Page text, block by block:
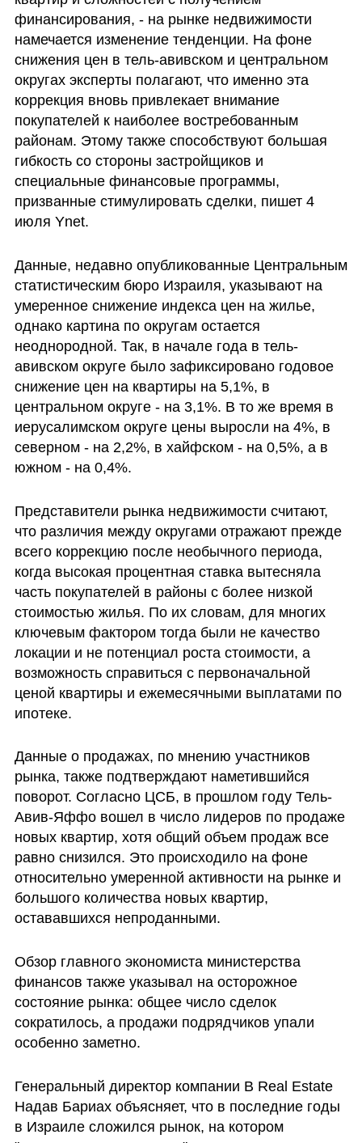
финансирования, - на рынке недвижимости
намечается изменение тенденции. На фоне
снижения цен в тель-авивском и центральном
округах эксперты полагают, что именно эта
коррекция вновь привлекает внимание
покупателей к наиболее востребованным
районам. Этому также способствуют большая
гибкость со стороны застройщиков и
специальные финансовые программы,
призванные стимулировать сделки, пишет 4
июля Ynet.
Данные, недавно опубликованные Центральным
статистическим бюро Израиля, указывают на
умеренное снижение индекса цен на жилье,
однако картина по округам остается
неоднородной. Так, в начале года в тель-
авивском округе было зафиксировано годовое
снижение цен на квартиры на 5,1%, в
центральном округе - на 3,1%. В то же время в
иерусалимском округе цены выросли на 4%, в
северном - на 2,2%, в хайфском - на 0,5%, а в
южном - на 0,4%.
Представители рынка недвижимости считают,
что различия между округами отражают прежде
всего коррекцию после необычного периода,
когда высокая процентная ставка вытесняла
часть покупателей в районы с более низкой
стоимостью жилья. По их словам, для многих
ключевым фактором тогда были не качество
локации и не потенциал роста стоимости, а
возможность справиться с первоначальной
ценой квартиры и ежемесячными выплатами по
ипотеке.
Данные о продажах, по мнению участников
рынка, также подтверждают наметившийся
поворот. Согласно ЦСБ, в прошлом году Тель-
Авив-Яффо вошел в число лидеров по продаже
новых квартир, хотя общий объем продаж все
равно снизился. Это происходило на фоне
относительно умеренной активности на рынке и
большого количества новых квартир,
остававшихся непроданными.
Обзор главного экономиста министерства
финансов также указывал на осторожное
состояние рынка: общее число сделок
сократилось, а продажи подрядчиков упали
особенно заметно.
Генеральный директор компании B Real Estate
Надав Бариах объясняет, что в последние годы
в Израиле сложился рынок, на котором